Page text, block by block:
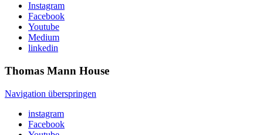
Instagram
Facebook
Youtube
Medium
linkedin
Thomas Mann House
Navigation überspringen
instagram
Facebook